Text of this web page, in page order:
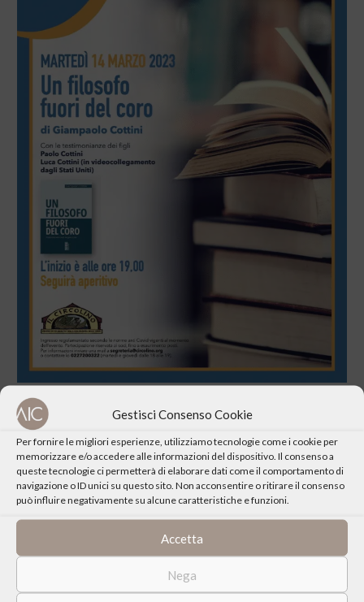
Gestisci Consenso Cookie
Per fornire le migliori esperienze, utilizziamo tecnologie come i cookie per
memorizzare e/o accedere alle informazioni del dispositivo. Il consenso a
queste tecnologie ci permetterà di elaborare dati come il comportamento di
navigazione o ID unici su questo sito. Non acconsentire o ritirare il consenso
può influire negativamente su alcune caratteristiche e funzioni.
Accetta
Nega
CONDIVIDI QUESTO EVENTO